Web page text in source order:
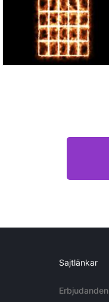
Sajtlänkar
Erbjudanden